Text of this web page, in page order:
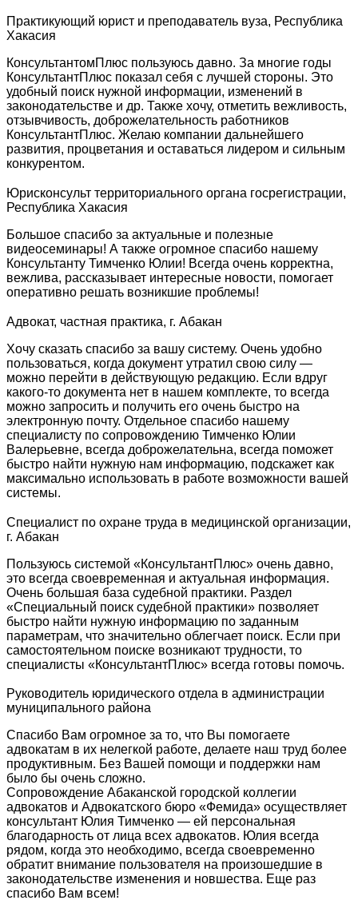
Практикующий юрист и преподаватель вуза, Республика
Хакасия
КонсультантомПлюс пользуюсь давно. За многие годы
КонсультантПлюс показал себя с лучшей стороны. Это
удобный поиск нужной информации, изменений в
законодательстве и др. Также хочу, отметить вежливость,
отзывчивость, доброжелательность работников
КонсультантПлюс. Желаю компании дальнейшего
развития, процветания и оставаться лидером и сильным
конкурентом.
Юрисконсульт территориального органа госрегистрации,
Республика Хакасия
Большое спасибо за актуальные и полезные
видеосеминары! А также огромное спасибо нашему
Консультанту Тимченко Юлии! Всегда очень корректна,
вежлива, рассказывает интересные новости, помогает
оперативно решать возникшие проблемы!
Адвокат, частная практика, г. Абакан
Хочу сказать спасибо за вашу систему. Очень удобно
пользоваться, когда документ утратил свою силу —
можно перейти в действующую редакцию. Если вдруг
какого-то документа нет в нашем комплекте, то всегда
можно запросить и получить его очень быстро на
электронную почту. Отдельное спасибо нашему
специалисту по сопровождению Тимченко Юлии
Валерьевне, всегда доброжелательна, всегда поможет
быстро найти нужную нам информацию, подскажет как
максимально использовать в работе возможности вашей
системы.
Специалист по охране труда в медицинской организации,
г. Абакан
Пользуюсь системой «КонсультантПлюс» очень давно,
это всегда своевременная и актуальная информация.
Очень большая база судебной практики. Раздел
«Специальный поиск судебной практики» позволяет
быстро найти нужную информацию по заданным
параметрам, что значительно облегчает поиск. Если при
самостоятельном поиске возникают трудности, то
специалисты «КонсультантПлюс» всегда готовы помочь.
Руководитель юридического отдела в администрации
муниципального района
Спасибо Вам огромное за то, что Вы помогаете
адвокатам в их нелегкой работе, делаете наш труд более
продуктивным. Без Вашей помощи и поддержки нам
было бы очень сложно.
Сопровождение Абаканской городской коллегии
адвокатов и Адвокатского бюро «Фемида» осуществляет
консультант Юлия Тимченко — ей персональная
благодарность от лица всех адвокатов. Юлия всегда
рядом, когда это необходимо, всегда своевременно
обратит внимание пользователя на произошедшие в
законодательстве изменения и новшества. Еще раз
спасибо Вам всем!